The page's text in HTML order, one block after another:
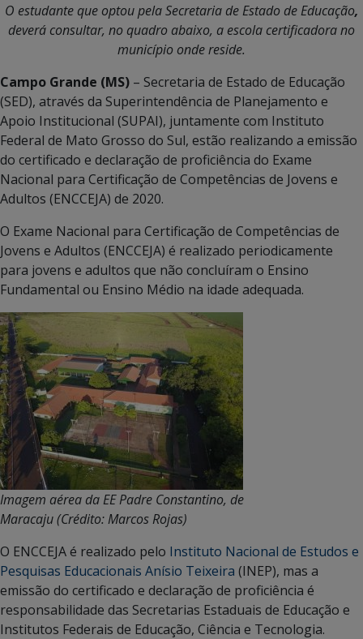
O estudante que optou pela Secretaria de Estado de Educação,
deverá consultar, no quadro abaixo, a escola certificadora no
município onde reside.
Campo Grande (MS) – Secretaria de Estado de Educação
(SED), através da Superintendência de Planejamento e
Apoio Institucional (SUPAI), juntamente com Instituto
Federal de Mato Grosso do Sul, estão realizando a emissão
do certificado e declaração de proficiência do Exame
Nacional para Certificação de Competências de Jovens e
Adultos (ENCCEJA) de 2020.
O Exame Nacional para Certificação de Competências de
Jovens e Adultos (ENCCEJA) é realizado periodicamente
para jovens e adultos que não concluíram o Ensino
Fundamental ou Ensino Médio na idade adequada.
Imagem aérea da EE Padre Constantino, de
Maracaju (Crédito: Marcos Rojas)
O ENCCEJA é realizado pelo Instituto Nacional de Estudos e
Pesquisas Educacionais Anísio Teixeira (INEP), mas a
emissão do certificado e declaração de proficiência é
responsabilidade das Secretarias Estaduais de Educação e
Institutos Federais de Educação, Ciência e Tecnologia.